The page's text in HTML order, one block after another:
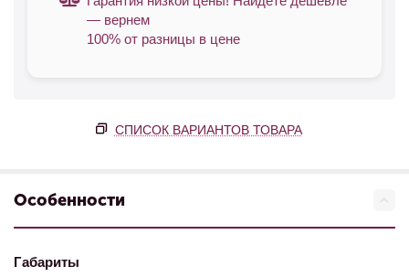
— вернем
100% от разницы в цене
СПИСОК ВАРИАНТОВ ТОВАРА
Особенности
Габариты